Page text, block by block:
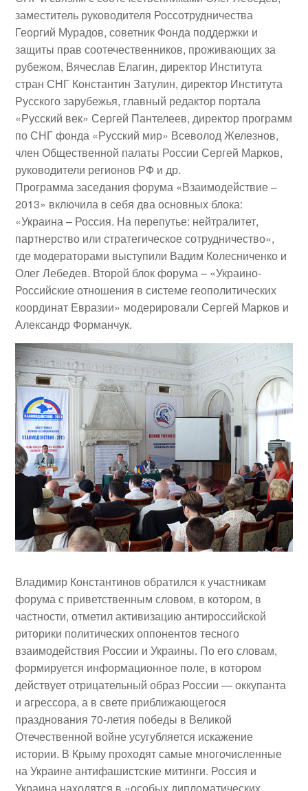
заместитель руководителя Россотрудничества
Георгий Мурадов, советник Фонда поддержки и
защиты прав соотечественников, проживающих за
рубежом, Вячеслав Елагин, директор Института
стран СНГ Константин Затулин, директор Института
Русского зарубежья, главный редактор портала
«Русский век»Сергей Пантелеев, директор программ
по СНГ фонда «Русский мир» Всеволод Железнов,
член Общественной палаты РоссииСергей Марков,
руководители регионов РФ и др.
Программа заседания форума «Взаимодействие –
2013» включила в себя два основных блока:
«Украина – Россия. На перепутье: нейтралитет,
партнерство или стратегическое сотрудничество»,
где модераторами выступили Вадим Колесниченко и
Олег Лебедев. Второй блок форума – «Украино-
Российские отношения в системе геополитических
координат Евразии» модерировалиСергей Марков и
Александр Форманчук.
Владимир Константинов обратился к участникам
форума с приветственным словом, в котором, в
частности, отметил активизацию антироссийской
риторики политических оппонентов тесного
взаимодействия России и Украины. По его словам,
формируется информационное поле, в котором
действует отрицательный образ России — оккупанта
и агрессора, а в свете приближающегося
празднования 70-летия победы в Великой
Отечественной войне усугубляется искажение
истории. В Крыму проходят самые многочисленные
на Украине антифашистские митинги. Россия и